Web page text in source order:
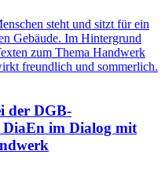
der DGB-
im Dialog mit